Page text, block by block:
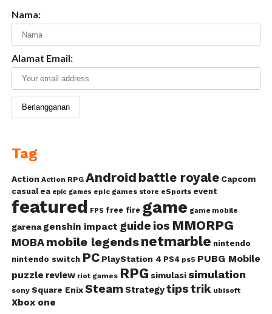
Nama:
Alamat Email:
Tag
Action Action RPG Android battle royale Capcom
casual ea epic games epic games store eSports event
featured FPS free fire game game mobile
garena genshin impact guide ios MMORPG
MOBA mobile legendsnetmarble nintendo
nintendo switch PC PlayStation 4 PS4 ps5 PUBG Mobile
puzzle review riot games RPG simulasi simulation
sony Square Enix Steam Strategytipstrik ubisoft
Xbox one